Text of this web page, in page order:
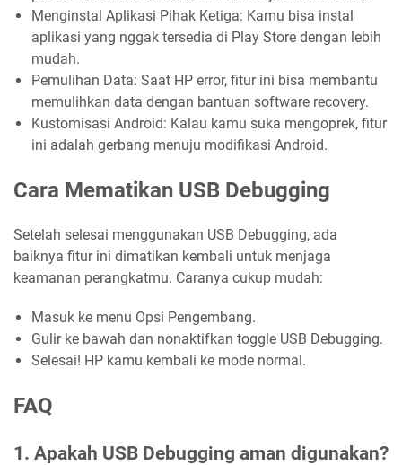
Menginstal Aplikasi Pihak Ketiga: Kamu bisa instal
aplikasi yang nggak tersedia di Play Store dengan lebih
mudah.
Pemulihan Data: Saat HP error, fitur ini bisa membantu
memulihkan data dengan bantuan software recovery.
Kustomisasi Android: Kalau kamu suka mengoprek, fitur
ini adalah gerbang menuju modifikasi Android.
Cara Mematikan USB Debugging
Setelah selesai menggunakan USB Debugging, ada
baiknya fitur ini dimatikan kembali untuk menjaga
keamanan perangkatmu. Caranya cukup mudah:
Masuk ke menu Opsi Pengembang.
Gulir ke bawah dan nonaktifkan toggle USB Debugging.
Selesai! HP kamu kembali ke mode normal.
FAQ
1. Apakah USB Debugging aman digunakan?